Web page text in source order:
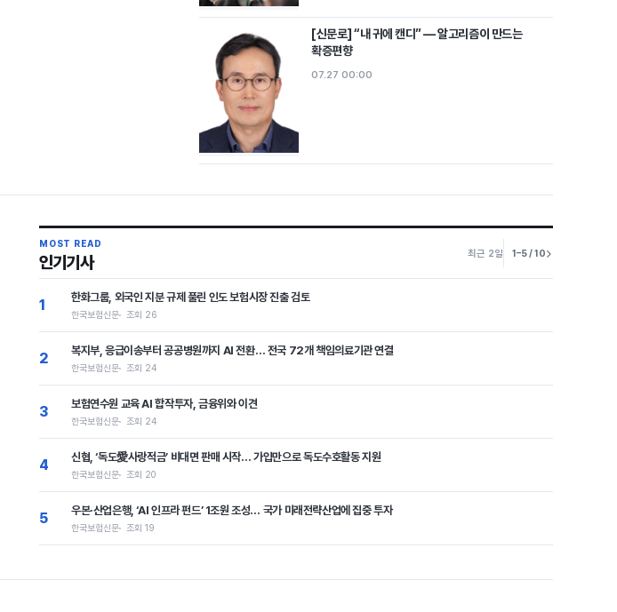
[신문로] “내 귀에 캔디” ― 알고리즘이 만드는
확증편향
07.27 00:00
MOST READ
인기기사 최근 2일 1–5 / 10
1 한화그룹, 외국인 지분 규제 풀린 인도 보험시장 진출 검토
한국보험신문 조회 26
2 복지부, 응급이송부터 공공병원까지 AI 전환… 전국 72개 책임의료기관 연결
한국보험신문 조회 24
3 보험연수원 교육 AI 합작투자, 금융위와 이견
한국보험신문 조회 24
4 신협, ‘독도愛사랑적금’ 비대면 판매 시작… 가입만으로 독도수호활동 지원
한국보험신문 조회 20
5 우본·산업은행, ‘AI 인프라 펀드’ 1조원 조성… 국가 미래전략산업에 집중 투자
한국보험신문 조회 19